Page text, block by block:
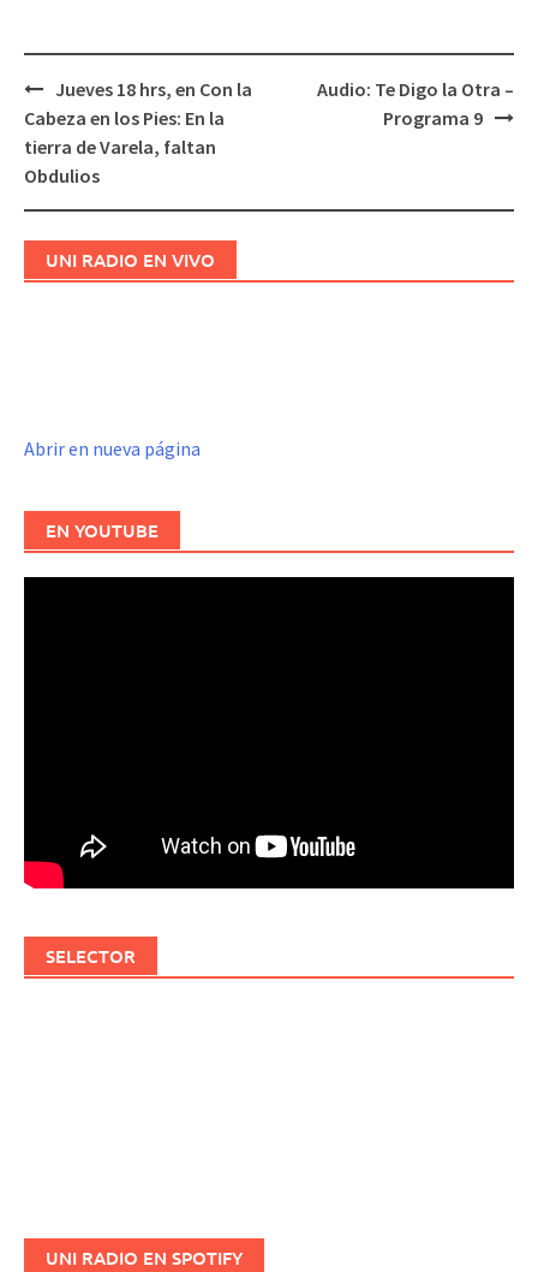
Navegación
de
entradas
Jueves 18 hrs, en Con la
Cabeza en los Pies: En la
tierra de Varela, faltan
Obdulios
Audio: Te Digo la Otra –
Programa 9
UNI RADIO EN VIVO
Abrir en nueva página
EN YOUTUBE
SELECTOR
UNI RADIO EN SPOTIFY